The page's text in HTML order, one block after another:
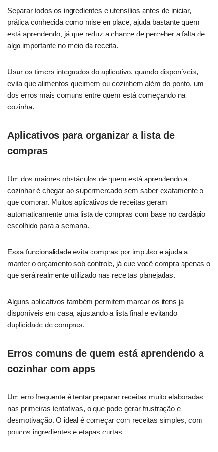
Separar todos os ingredientes e utensílios antes de iniciar,
prática conhecida como mise en place, ajuda bastante quem
está aprendendo, já que reduz a chance de perceber a falta de
algo importante no meio da receita.
Usar os timers integrados do aplicativo, quando disponíveis,
evita que alimentos queimem ou cozinhem além do ponto, um
dos erros mais comuns entre quem está começando na
cozinha.
Aplicativos para organizar a lista de
compras
Um dos maiores obstáculos de quem está aprendendo a
cozinhar é chegar ao supermercado sem saber exatamente o
que comprar. Muitos aplicativos de receitas geram
automaticamente uma lista de compras com base no cardápio
escolhido para a semana.
Essa funcionalidade evita compras por impulso e ajuda a
manter o orçamento sob controle, já que você compra apenas o
que será realmente utilizado nas receitas planejadas.
Alguns aplicativos também permitem marcar os itens já
disponíveis em casa, ajustando a lista final e evitando
duplicidade de compras.
Erros comuns de quem está aprendendo a
cozinhar com apps
Um erro frequente é tentar preparar receitas muito elaboradas
nas primeiras tentativas, o que pode gerar frustração e
desmotivação. O ideal é começar com receitas simples, com
poucos ingredientes e etapas curtas.